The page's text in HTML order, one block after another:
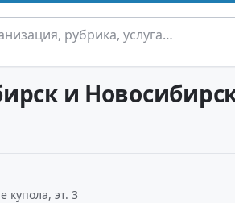
и
купола, эт. 3